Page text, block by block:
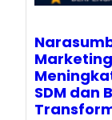
SDM dan